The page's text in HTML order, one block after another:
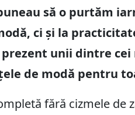
să o purtăm
ci și la
unii dintre
de modă pentru
fără cizmele